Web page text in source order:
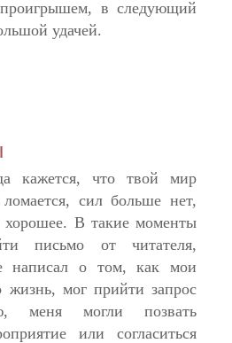
в следующий
удачей.
кажется, что твой мир
сил больше нет,
хорошее. В такие моменты
письмо от читателя,
написал о том, как мои
жизнь, мог прийти запрос
меня могли позвать
или согласиться